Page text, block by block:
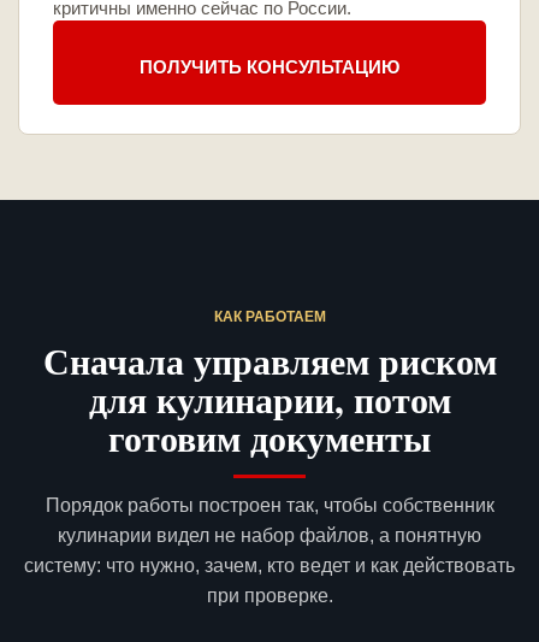
критичны именно сейчас по России.
ПОЛУЧИТЬ КОНСУЛЬТАЦИЮ
КАК РАБОТАЕМ
Сначала управляем риском
для кулинарии, потом
готовим документы
Порядок работы построен так, чтобы собственник
кулинарии видел не набор файлов, а понятную
систему: что нужно, зачем, кто ведет и как действовать
при проверке.